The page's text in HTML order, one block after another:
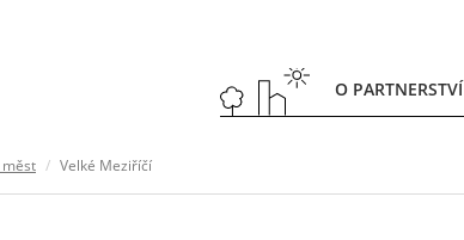
O PARTNERSTVÍ
Velké Meziříčí